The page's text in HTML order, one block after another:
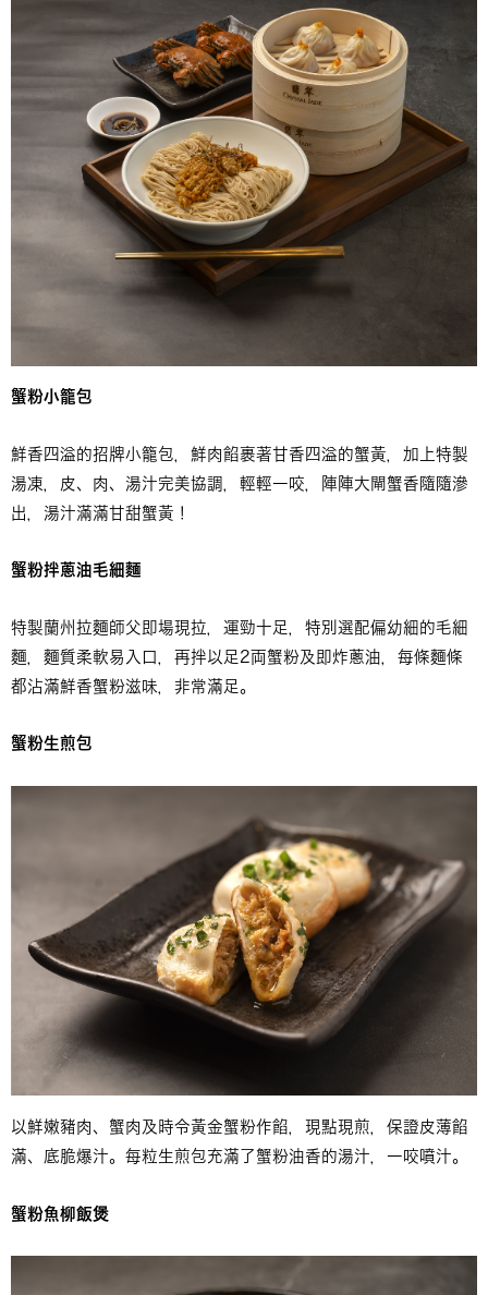
蟹粉小籠包
鮮香四溢的招牌小籠包，鮮肉餡裹著甘香四溢的蟹黃，加上特製
湯凍，皮、肉、湯汁完美協調，輕輕一咬，陣陣大閘蟹香隨隨滲
出，湯汁滿滿甘甜蟹黃！
蟹粉拌蔥油毛細麵
特製蘭州拉麵師父即場現拉，運勁十足，特別選配偏幼細的毛細
麵，麵質柔軟易入口，再拌以足2両蟹粉及即炸蔥油，每條麵條
都沾滿鮮香蟹粉滋味，非常滿足。
蟹粉生煎包
以鮮嫩豬肉、蟹肉及時令黃金蟹粉作餡，現點現煎，保證皮薄餡
滿、底脆爆汁。每粒生煎包充滿了蟹粉油香的湯汁，一咬噴汁。
蟹粉魚柳飯煲